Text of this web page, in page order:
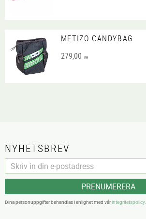
METIZO CANDYBAG
279,00 KR
NYHETSBREV
PRENUMERERA
Dina personuppgifter behandlas i enlighet med vårintegritetspolicy.